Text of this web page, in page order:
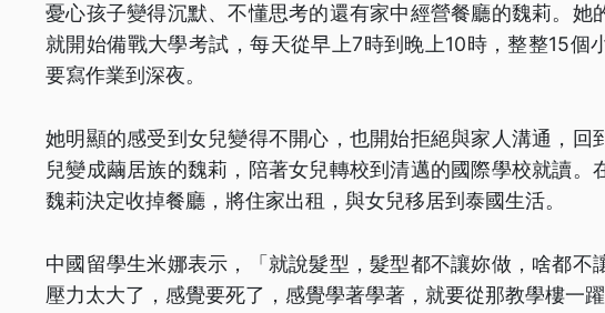
憂心孩子變得沉默、不懂思考的還有家中經營餐廳的魏莉。她
就開始備戰大學考試，每天從早上7時到晚上10時，整整15個
要寫作業到深夜。
她明顯的感受到女兒變得不開心，也開始拒絕與家人溝通，回
兒變成繭居族的魏莉，陪著女兒轉校到清邁的國際學校就讀。
魏莉決定收掉餐廳，將住家出租，與女兒移居到泰國生活。
中國留學生米娜表示，「就說髮型，髮型都不讓妳做，啥都不
壓力太大了，感覺要死了，感覺學著學著，就要從那教學樓一躍